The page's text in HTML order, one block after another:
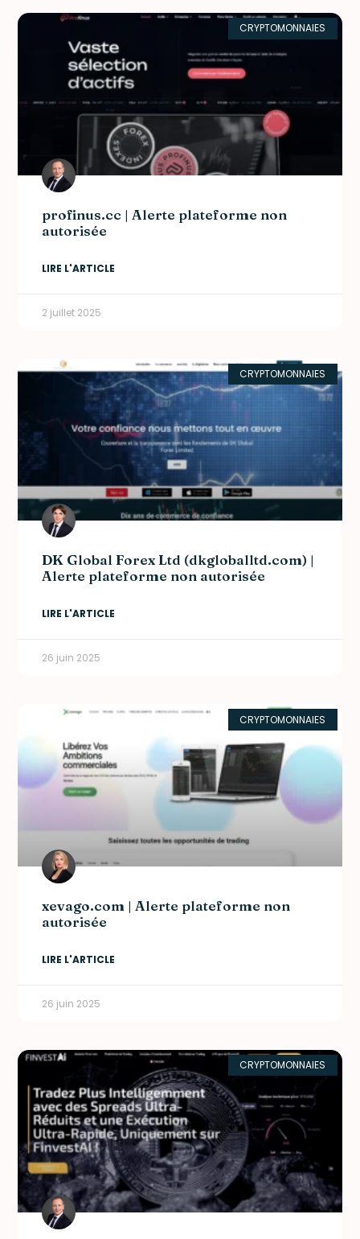
CRYPTOMONNAIES
profinus.cc | Alerte plateforme non
autorisée
LIRE L'ARTICLE
2 juillet 2025
CRYPTOMONNAIES
DK Global Forex Ltd (dkgloballtd.com) |
Alerte plateforme non autorisée
LIRE L'ARTICLE
26 juin 2025
CRYPTOMONNAIES
xevago.com | Alerte plateforme non
autorisée
LIRE L'ARTICLE
26 juin 2025
CRYPTOMONNAIES